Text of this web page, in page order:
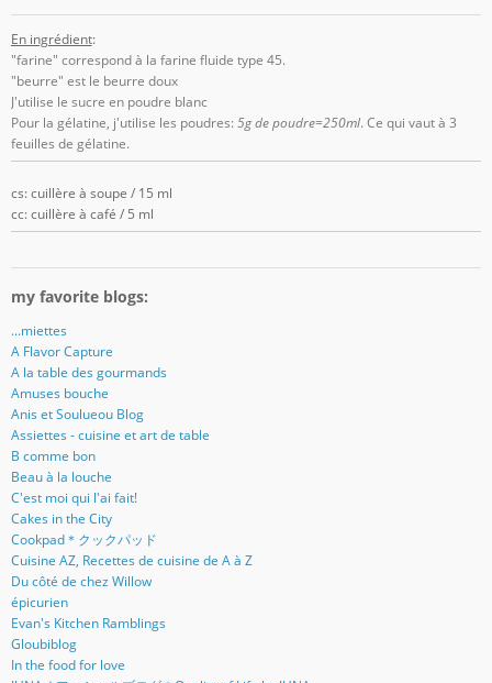
En ingrédient:
"farine" correspond à la farine fluide type 45.
"beurre" est le beurre doux
J'utilise le sucre en poudre blanc
Pour la gélatine, j'utilise les poudres: 5g de poudre=250ml. Ce qui vaut à 3
feuilles de gélatine.
cs: cuillère à soupe / 15 ml
cc: cuillère à café / 5 ml
my favorite blogs:
...miettes
A Flavor Capture
A la table des gourmands
Amuses bouche
Anis et Soulueou Blog
Assiettes - cuisine et art de table
B comme bon
Beau à la louche
C'est moi qui l'ai fait!
Cakes in the City
Cookpad＊クックパッド
Cuisine AZ, Recettes de cuisine de A à Z
Du côté de chez Willow
épicurien
Evan's Kitchen Ramblings
Gloubiblog
In the food for love